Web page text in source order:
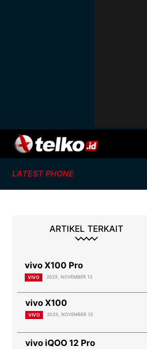
LATEST PHONE
ARTIKEL TERKAIT
vivo X100 Pro
VIVO 2023, NOVEMBER 13
vivo X100
VIVO 2023, NOVEMBER 13
vivo iQOO 12 Pro